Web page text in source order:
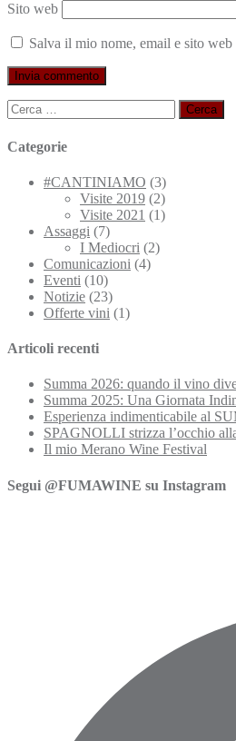
Sito web
Salva il mio nome, email e sito
Ricerca
per:
Categorie
#CANTINIAMO (3)
Visite 2019 (2)
Visite 2021 (1)
Assaggi (7)
I Mediocri (2)
Comunicazioni (4)
Eventi (10)
Notizie (23)
Offerte vini (1)
Articoli recenti
Summa 2026: quando il vino
Summa 2025: Una Giornata
Esperienza indimenticabile al
SPAGNOLLI strizza l’occhio
Il mio Merano Wine Festival
Segui @FUMAWINE su Instagram